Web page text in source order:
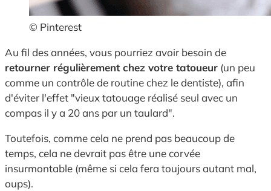
© Pinterest
Au fil des années, vous pourriez avoir besoin de
retourner régulièrement chez votre tatoueur (un peu
comme un contrôle de routine chez le dentiste), afin
d'éviter l'effet "vieux tatouage réalisé seul avec un
compas il y a 20 ans par un taulard".
Toutefois, comme cela ne prend pas beaucoup de
temps, cela ne devrait pas être une corvée
insurmontable (même si cela fera toujours autant mal,
oups).